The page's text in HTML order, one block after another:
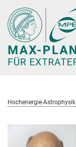
Hauptinhalt
Hochenergie-Astrophysik